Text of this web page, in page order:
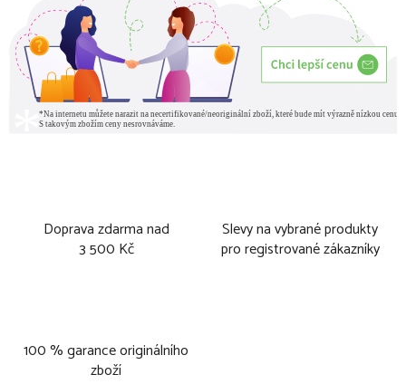
Doprava zdarma nad
3 500 Kč
Slevy na vybrané produkty
pro registrované zákazníky
100 % garance originálního
zboží